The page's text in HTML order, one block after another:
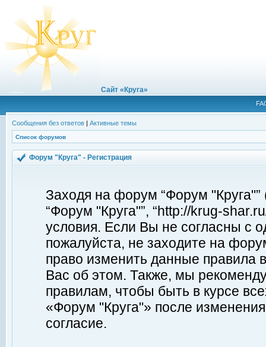
Сайт «Круга»
Сообщения без ответов | Активные темы
Список форумов
Форум "Круга" - Регистрация
Заходя на форум “Форум
“Форум "Круга"”, “http://krug-
условия. Если Вы не согласны с
пожалуйста, не заходите на
право изменить данные правила
Вас об этом. Также, мы
правилам, чтобы быть в курсе
«Форум "Круга"» после
согласие.